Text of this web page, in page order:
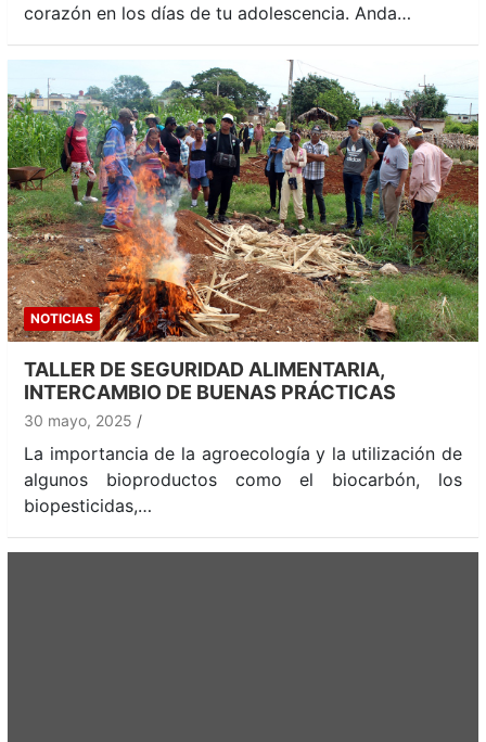
corazón en los días de tu adolescencia. Anda…
NOTICIAS
TALLER DE SEGURIDAD ALIMENTARIA,
INTERCAMBIO DE BUENAS PRÁCTICAS
30 mayo, 2025
La importancia de la agroecología y la utilización de
algunos bioproductos como el biocarbón, los
biopesticidas,…